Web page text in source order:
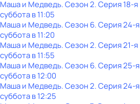
Маша и Медведь. Сезон 2. Серия 18-я
субботав11:05
Маша и Медведь. Сезон 6. Серия 24-я
субботав11:20
Маша и Медведь. Сезон 2. Серия 21-я
субботав11:55
Маша и Медведь. Сезон 6. Серия 25-я
субботав12:00
Маша и Медведь. Сезон 2. Серия 24-я
субботав12:25